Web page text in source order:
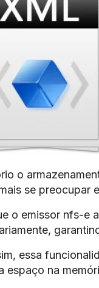
o
se preocupar
o emissor nfs-e
essa
espaço na